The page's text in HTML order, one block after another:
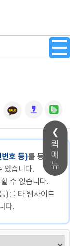
퀵
메
뉴
번호 등)를 등록할
있습니다.
수 없습니다.
)를 타 웹사이트
다.